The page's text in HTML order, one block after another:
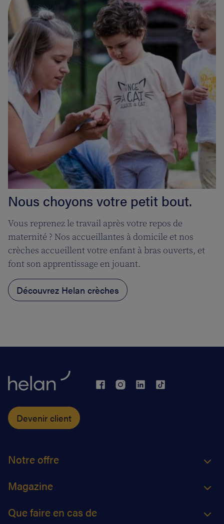
Nous choyons votre petit bout.
Vous reprenez le travail après votre repos de
maternité ? Nos accueillantes à domicile et nos
crèches accueillent votre enfant à bras ouverts, et
font son apprentissage en jouant.
Découvrez Helan crèches
Devenir client
Notre offre
Magazine
Que faire en cas de